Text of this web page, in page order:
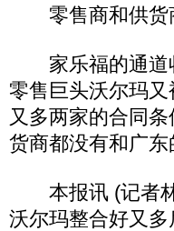
零售商和供货
家乐福的通道
零售巨头沃尔玛
又多两家的合同
货商都没有和广
本报讯 (记者林
沃尔玛整合好又